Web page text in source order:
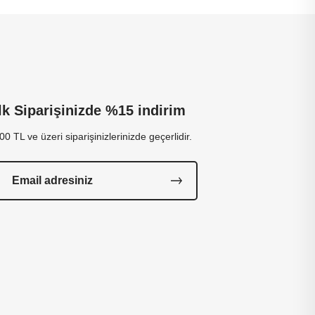
Siparişinizde %15 indirim
TL ve üzeri siparişinizlerinizde geçerlidir.